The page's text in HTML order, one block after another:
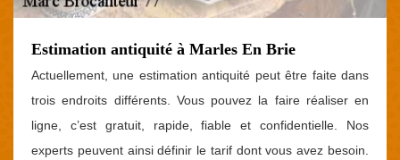
Estimation antiquité à Marles En Brie
Actuellement, une estimation antiquité peut être faite dans
trois endroits différents. Vous pouvez la faire réaliser en
ligne, c’est gratuit, rapide, fiable et confidentielle. Nos
experts peuvent ainsi définir le tarif dont vous avez besoin.